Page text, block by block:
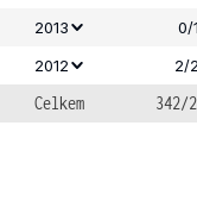
2013 0/1
2012 2/2
Celkem
342/